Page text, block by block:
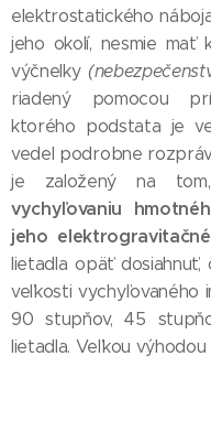
elektrostatického
jeho okolí, nesmie mať
výčnelky
riadený pomocou
ktorého podstata je
vedel podrobne
je založený na
vychyľovaniu
jeho
lietadla opäť
veľkosti vychyľovaného
90 stupňov, 45
lietadla. Veľkou